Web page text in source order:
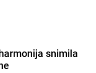
snimila